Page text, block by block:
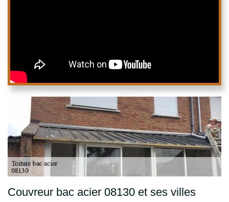
Couvreur bac acier 08130 et ses villes